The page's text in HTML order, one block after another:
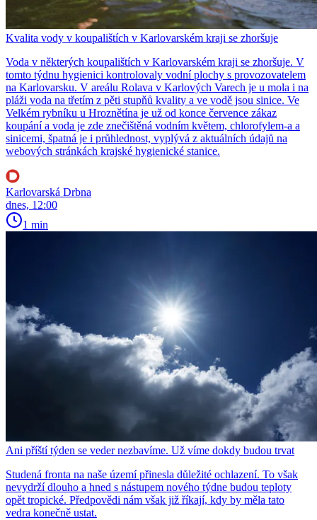
Kvalita vody v koupalištích v Karlovarském kraji se zhoršuje
Voda v některých koupalištích v Karlovarském kraji se zhoršuje. V
tomto týdnu hygienici kontrolovaly vodní plochy s provozovatelem
na Karlovarsku. V areálu Rolava v Karlových Varech je u mola i na
pláži voda na třetím z pěti stupňů kvality a ve vodě jsou sinice. Ve
Velkém rybníku u Hroznětína je už od konce července zákaz
koupání a voda je zde znečištěná vodním květem, chlorofylem-a a
sinicemi, špatná je i průhlednost, vyplývá z aktuálních údajů na
webových stránkách krajské hygienické stanice.
Karlovarská Drbna
dnes, 12:00
1 min
Ani příští týden se veder nezbavíme. Už víme dokdy budou trvat
Studená fronta na naše území přinesla důležité ochlazení. To však
nevydrží dlouho a hned s nástupem nového týdne budou teploty
opět tropické. Předpovědi nám však již říkají, kdy by měla tato
vedra konečně ustat.